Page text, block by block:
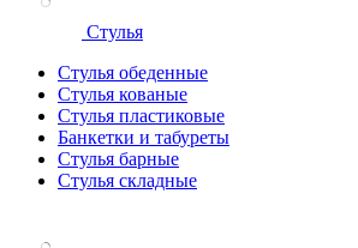
Стулья
Стулья обеденные
Стулья кованые
Стулья пластиковые
Банкетки и табуреты
Стулья барные
Стулья складные